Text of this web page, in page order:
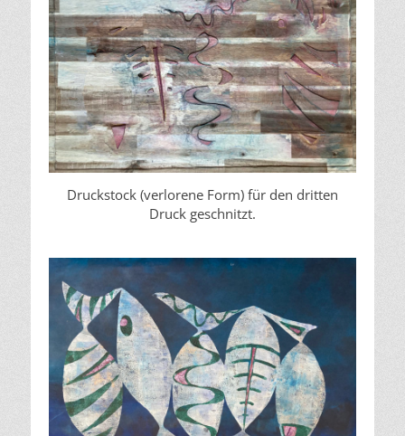
Druckstock (verlorene Form) für den dritten
Druck geschnitzt.